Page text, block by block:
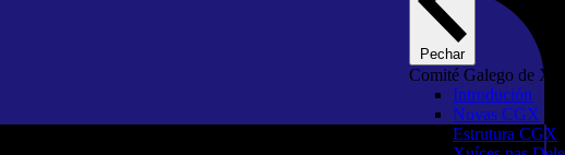
Pechar
Comité Galego de
Introdución
Novas CGX
Estrutura CGX